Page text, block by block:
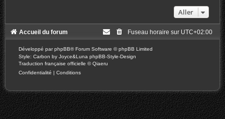
Aller
Accueil du forum Fuseau horaire sur UTC+02:00
Développé parphpBB® Forum Software © phpBB Limited
Style: Carbon by Joyce&Luna phpBB-Style-Design
Traduction française officielle ©Qiaeru
Confidentialité | Conditions